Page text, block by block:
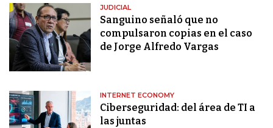
JUDICIAL
Sanguino señaló que no
compulsaron copias en el caso
de Jorge Alfredo Vargas
INTERNET ECONOMY
Ciberseguridad: del área de TI a
las juntas